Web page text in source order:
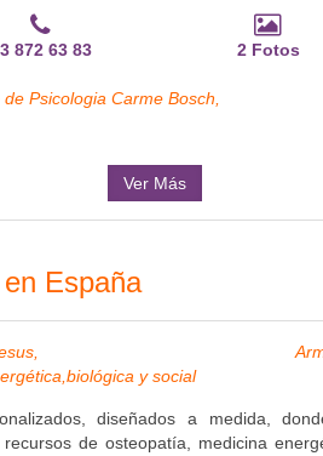
872 63 83 2 Fotos
Psicologia Carme Bosch,
Ver Más
España
y social
diseñados a medida,
de osteopatía, medicina